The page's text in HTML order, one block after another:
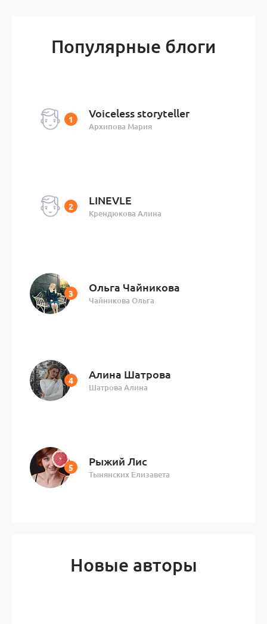
Популярные блоги
Voiceless storyteller
Архипова Мария
LINEVLE
Крендюкова Алина
Ольга Чайникова
Чайникова Ольга
Алина Шатрова
Шатрова Алина
Рыжий Лис
Тынянских Елизавета
Новые авторы